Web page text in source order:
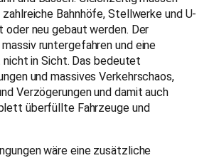
zahlreiche Bahnhöfe, Stellwerke und U-
oder neu gebaut werden. Der
runtergefahren und eine
nicht in Sicht. Das bedeutet
und massives Verkehrschaos,
Verzögerungen und damit auch
überfüllte Fahrzeuge und
wäre eine zusätzliche